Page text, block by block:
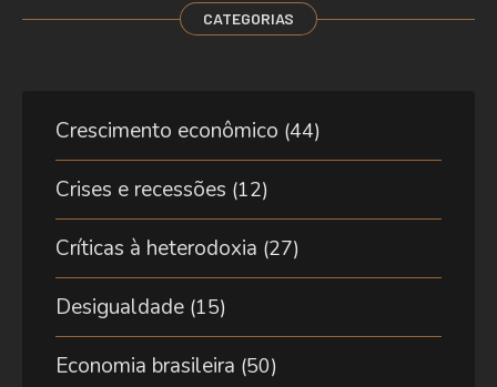
CATEGORIAS
Crescimento econômico (44)
Crises e recessões (12)
Críticas à heterodoxia (27)
Desigualdade (15)
Economia brasileira (50)